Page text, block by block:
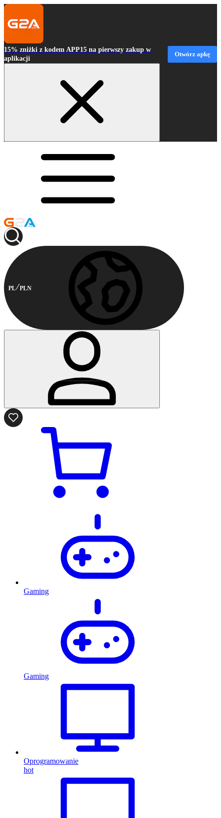
15% zniżki z kodem APP15 na pierwszy zakup w
aplikacji
Otwórz apkę
PL PLN
Gaming
Gaming
Oprogramowanie
hot